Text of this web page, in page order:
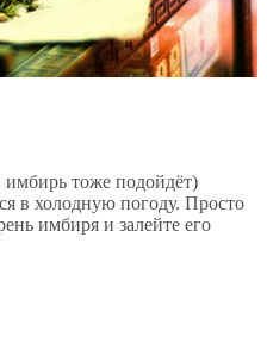
тоже подойдёт)
в холодную погоду. Просто
имбиря и залейте его